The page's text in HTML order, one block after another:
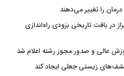
را تغییر می‌دهند
در بافت تاریخی بزودی راه‌اندازی
عالی و صدور مجوز رشته اعلام شد
زیستی جعلی ایجاد کند